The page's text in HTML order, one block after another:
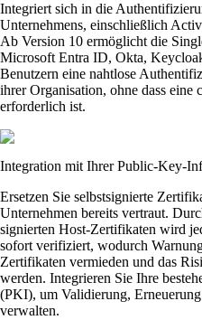
Integriert sich in die
Unternehmens, einschließlich
Ab Version 10 ermöglicht die
Microsoft Entra ID, Okta,
Benutzern eine nahtlose
ihrer Organisation, ohne dass
erforderlich ist.
Integration mit Ihrer Public-Key-
Ersetzen Sie selbstsignierte
Unternehmen bereits vertraut.
signierten Host-Zertifikaten wird
sofort verifiziert, wodurch
Zertifikaten vermieden und das
werden. Integrieren Sie Ihre
(PKI), um Validierung,
verwalten.